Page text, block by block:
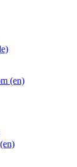
(en)